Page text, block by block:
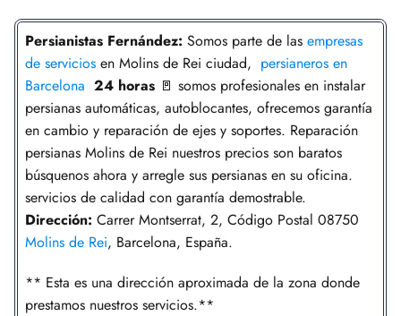
Persianistas Fernández: Somos parte de las empresas
de servicios en Molins de Rei ciudad, persianeros en
Barcelona 24 horas 🚪 somos profesionales en instalar
persianas automáticas, autoblocantes, ofrecemos garantía
en cambio y reparación de ejes y soportes. Reparación
persianas Molins de Rei nuestros precios son baratos
búsquenos ahora y arregle sus persianas en su oficina.
servicios de calidad con garantía demostrable.
Dirección: Carrer Montserrat, 2, Código Postal 08750
Molins de Rei, Barcelona, España.
** Esta es una dirección aproximada de la zona donde
prestamos nuestros servicios.**